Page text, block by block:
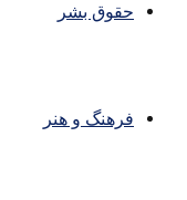
حقوق بشر
فرهنگ و هنر